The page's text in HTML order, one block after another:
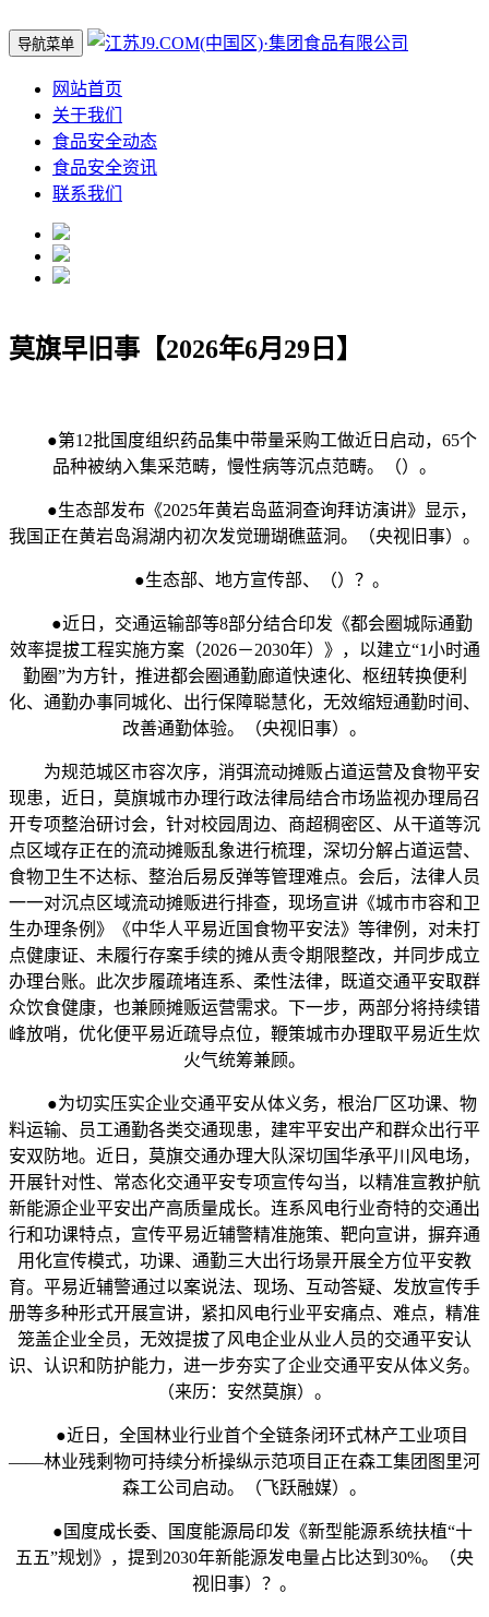
导航菜单
网站首页
关于我们
食品安全动态
食品安全资讯
联系我们
莫旗早旧事【2026年6月29日】
●第12批国度组织药品集中带量采购工做近日启动，65个
品种被纳入集采范畴，慢性病等沉点范畴。（）。
●生态部发布《2025年黄岩岛蓝洞查询拜访演讲》显示，
我国正在黄岩岛潟湖内初次发觉珊瑚礁蓝洞。（央视旧事）。
●生态部、地方宣传部、（）？。
●近日，交通运输部等8部分结合印发《都会圈城际通勤
效率提拔工程实施方案（2026－2030年）》，以建立“1小时通
勤圈”为方针，推进都会圈通勤廊道快速化、枢纽转换便利
化、通勤办事同城化、出行保障聪慧化，无效缩短通勤时间、
改善通勤体验。（央视旧事）。
为规范城区市容次序，消弭流动摊贩占道运营及食物平安
现患，近日，莫旗城市办理行政法律局结合市场监视办理局召
开专项整治研讨会，针对校园周边、商超稠密区、从干道等沉
点区域存正在的流动摊贩乱象进行梳理，深切分解占道运营、
食物卫生不达标、整治后易反弹等管理难点。会后，法律人员
一一对沉点区域流动摊贩进行排查，现场宣讲《城市市容和卫
生办理条例》《中华人平易近国食物平安法》等律例，对未打
点健康证、未履行存案手续的摊从责令期限整改，并同步成立
办理台账。此次步履疏堵连系、柔性法律，既道交通平安取群
众饮食健康，也兼顾摊贩运营需求。下一步，两部分将持续错
峰放哨，优化便平易近疏导点位，鞭策城市办理取平易近生炊
火气统筹兼顾。
●为切实压实企业交通平安从体义务，根治厂区功课、物
料运输、员工通勤各类交通现患，建牢平安出产和群众出行平
安双防地。近日，莫旗交通办理大队深切国华承平川风电场，
开展针对性、常态化交通平安专项宣传勾当，以精准宣教护航
新能源企业平安出产高质量成长。连系风电行业奇特的交通出
行和功课特点，宣传平易近辅警精准施策、靶向宣讲，摒弃通
用化宣传模式，功课、通勤三大出行场景开展全方位平安教
育。平易近辅警通过以案说法、现场、互动答疑、发放宣传手
册等多种形式开展宣讲，紧扣风电行业平安痛点、难点，精准
笼盖企业全员，无效提拔了风电企业从业人员的交通平安认
识、认识和防护能力，进一步夯实了企业交通平安从体义务。
（来历：安然莫旗）。
●近日，全国林业行业首个全链条闭环式林产工业项目
——林业残剩物可持续分析操纵示范项目正在森工集团图里河
森工公司启动。（飞跃融媒）。
●国度成长委、国度能源局印发《新型能源系统扶植“十
五五”规划》，提到2030年新能源发电量占比达到30%。（央
视旧事）？。